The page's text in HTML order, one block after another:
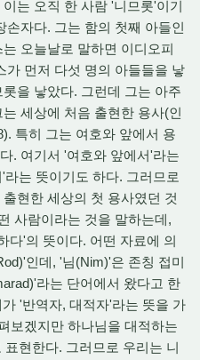
는 오직 한 사람 '니므롯'이기
자다. 그는 함의 첫째 아들인
오늘날로 말하면 이디오피
가 먼저 다섯 명의 아들들을 낳
을 낳았다. 그런데 그는 아주
세상에 처음 출현한 용사(인
특히 그는 여호와 앞에서 용
. 여기서 '여호와 앞에서'라는
는 뜻이기도 하다. 그러므로
현한 세상의 첫 용사였던 것
사람이라는 것을 말하는데,
다'의 뜻이다. 어떤 자료에 의
인데, '님(Nim)'은 존칭 접미
라는 단어에서 왔다고 한
'반역자, 대적자'라는 뜻을 가
보겠지만 하나님을 대적하는
현한다. 그러므로 우리는 니